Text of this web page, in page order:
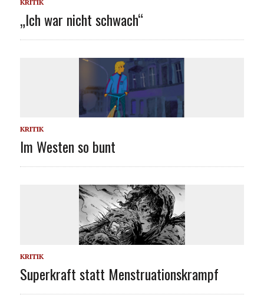
KRITIK
„Ich war nicht schwach“
KRITIK
Im Westen so bunt
KRITIK
Superkraft statt Menstruationskrampf